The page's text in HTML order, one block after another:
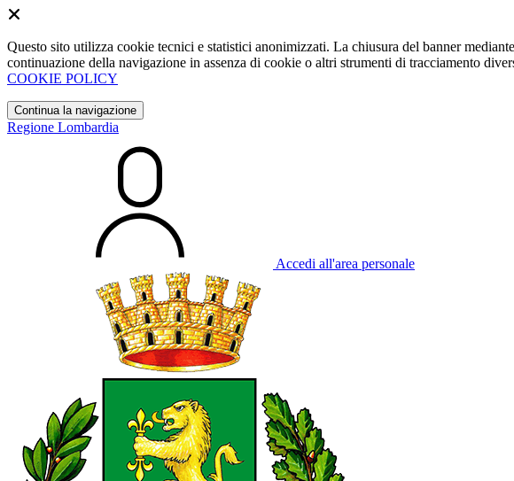
Questo sito utilizza cookie tecnici e statistici anonimizzati. La chiusura del banner
continuazione della navigazione in assenza di cookie o altri strumenti di tracciamento
COOKIE POLICY
Continua la navigazione
Regione Lombardia
Accedi all'area personale